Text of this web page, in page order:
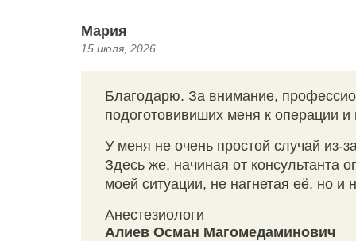
Мария
15 июля, 2026
Благодарю. За внимание,
подоготовивиших меня к операции
У меня не очень простой случай из-
Здесь же, начиная от консультанта
моей ситуации, не нагнетая её, но
Анестезиологи
Алиев Осман Магомедаминович